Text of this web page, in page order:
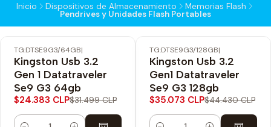
Inicio Dispositivos de Almacenamiento Memorias Flash
Pendrives y Unidades Flash Portables
-23% OFF
TG:DTSE9G3/64GB|
Kingston Usb 3.2
Gen 1 Datatraveler
Se9 G3 64gb
$24.383 CLP$31.499 CLP
-21% OFF
TG:DTSE9G3/128GB|
Kingston Usb 3.2
Gen1 Datatraveler
Se9 G3 128gb
$35.073 CLP$44.430 CLP